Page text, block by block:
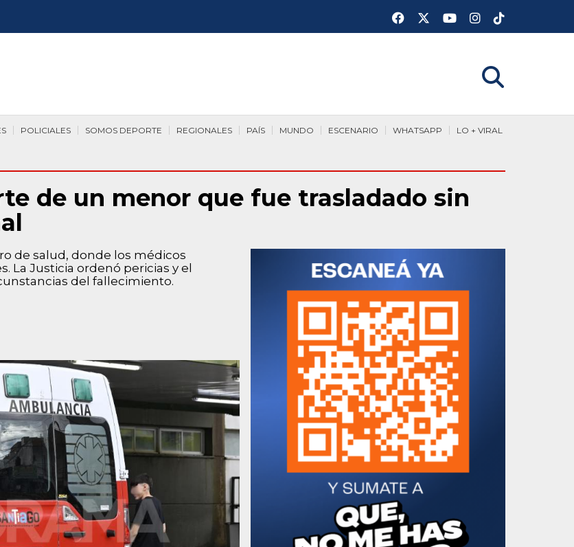
LO + VIRAL
WHATSAPP
ESCENARIO
MUNDO
PAÍS
REGIONALES
SOMOS DEPORTE
POLICIALES
de un menor que fue trasladado sin
de salud, donde los médicos
La Justicia ordenó pericias y el
del fallecimiento.